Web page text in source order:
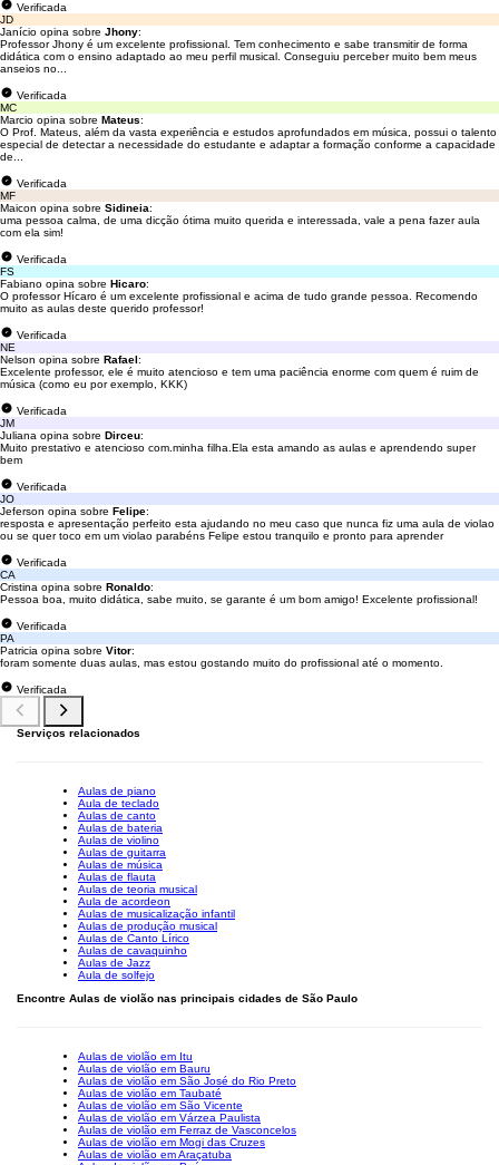
Verificada
JD
Janício opina sobre Jhony:
Professor Jhony é um excelente profissional. Tem conhecimento e sabe transmitir de forma
didática com o ensino adaptado ao meu perfil musical. Conseguiu perceber muito bem meus
anseios no...
Verificada
MC
Marcio opina sobre Mateus:
O Prof. Mateus, além da vasta experiência e estudos aprofundados em música, possui o talento
especial de detectar a necessidade do estudante e adaptar a formação conforme a capacidade
de...
Verificada
MF
Maicon opina sobre Sidineia:
uma pessoa calma, de uma dicção ótima muito querida e interessada, vale a pena fazer aula
com ela sim!
Verificada
FS
Fabiano opina sobre Hicaro:
O professor Hícaro é um excelente profissional e acima de tudo grande pessoa. Recomendo
muito as aulas deste querido professor!
Verificada
NE
Nelson opina sobre Rafael:
Excelente professor, ele é muito atencioso e tem uma paciência enorme com quem é ruim de
música (como eu por exemplo, KKK)
Verificada
JM
Juliana opina sobre Dirceu:
Muito prestativo e atencioso com.minha filha.Ela esta amando as aulas e aprendendo super
bem
Verificada
JO
Jeferson opina sobre Felipe:
resposta e apresentação perfeito esta ajudando no meu caso que nunca fiz uma aula de violao
ou se quer toco em um violao parabéns Felipe estou tranquilo e pronto para aprender
Verificada
CA
Cristina opina sobre Ronaldo:
Pessoa boa, muito didática, sabe muito, se garante é um bom amigo! Excelente profissional!
Verificada
PA
Patricia opina sobre Vitor:
foram somente duas aulas, mas estou gostando muito do profissional até o momento.
Verificada
Serviços relacionados
Aulas de piano
Aula de teclado
Aulas de canto
Aulas de bateria
Aulas de violino
Aulas de guitarra
Aulas de música
Aulas de flauta
Aulas de teoria musical
Aula de acordeon
Aulas de musicalização infantil
Aulas de produção musical
Aulas de Canto Lírico
Aulas de cavaquinho
Aulas de Jazz
Aula de solfejo
Encontre Aulas de violão nas principais cidades de São Paulo
Aulas de violão em Itu
Aulas de violão em Bauru
Aulas de violão em São José do Rio Preto
Aulas de violão em Taubaté
Aulas de violão em São Vicente
Aulas de violão em Várzea Paulista
Aulas de violão em Ferraz de Vasconcelos
Aulas de violão em Mogi das Cruzes
Aulas de violão em Araçatuba